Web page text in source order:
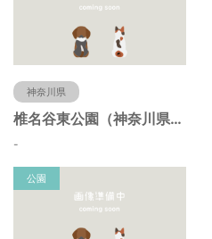
神奈川県
椎名谷東公園（神奈川県藤沢市）
-
公園